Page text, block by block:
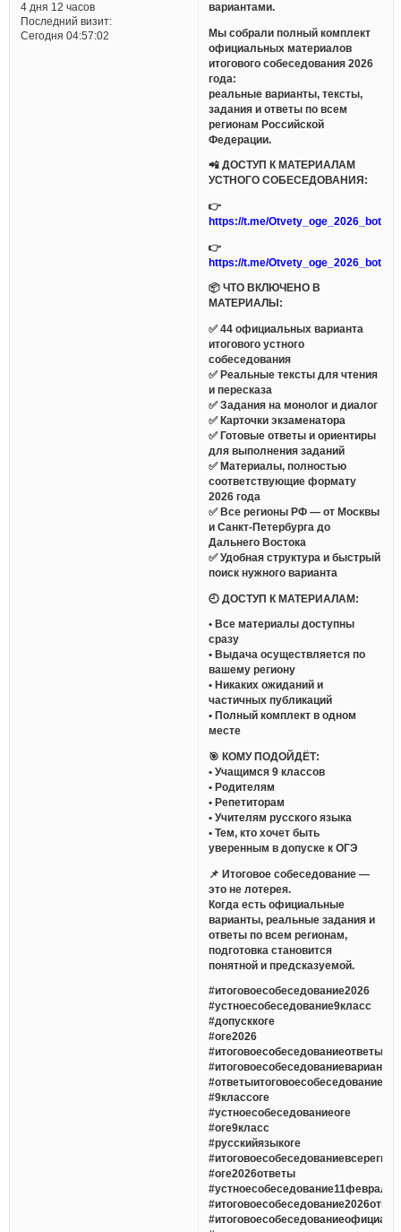
4 дня 12 часов
Последний визит:
Сегодня 04:57:02
вариантами.
Мы собрали полный комплект
официальных материалов
итогового собеседования 2026
года:
реальные варианты, тексты,
задания и ответы по всем
регионам Российской
Федерации.
📲 ДОСТУП К МАТЕРИАЛАМ
УСТНОГО СОБЕСЕДОВАНИЯ:
👉
https://t.me/Otvety_oge_2026_bot
👉
https://t.me/Otvety_oge_2026_bot
📦 ЧТО ВКЛЮЧЕНО В
МАТЕРИАЛЫ:
✅ 44 официальных варианта
итогового устного
собеседования
✅ Реальные тексты для чтения
и пересказа
✅ Задания на монолог и диалог
✅ Карточки экзаменатора
✅ Готовые ответы и ориентиры
для выполнения заданий
✅ Материалы, полностью
соответствующие формату
2026 года
✅ Все регионы РФ — от Москвы
и Санкт-Петербурга до
Дальнего Востока
✅ Удобная структура и быстрый
поиск нужного варианта
🕘 ДОСТУП К МАТЕРИАЛАМ:
• Все материалы доступны
сразу
• Выдача осуществляется по
вашему региону
• Никаких ожиданий и
частичных публикаций
• Полный комплект в одном
месте
🎯 КОМУ ПОДОЙДЁТ:
• Учащимся 9 классов
• Родителям
• Репетиторам
• Учителям русского языка
• Тем, кто хочет быть
уверенным в допуске к ОГЭ
📌 Итоговое собеседование —
это не лотерея.
Когда есть официальные
варианты, реальные задания и
ответы по всем регионам,
подготовка становится
понятной и предсказуемой.
#итоговоесобеседование2026
#устноесобеседование9класс
#допусккоге
#оге2026
#итоговоесобеседованиеответы
#итоговоесобеседованиеварианты
#ответыитоговоесобеседование
#9классоге
#устноесобеседованиеоге
#оге9класс
#русскийязыкоге
#оге2026ответы
#устноесобеседование11февраля